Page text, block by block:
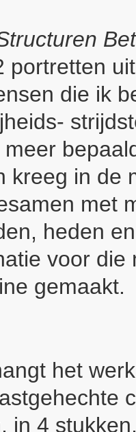
portretten
die ik
kreeg in de
met
heden
voor die
gemaakt.
het
in 4